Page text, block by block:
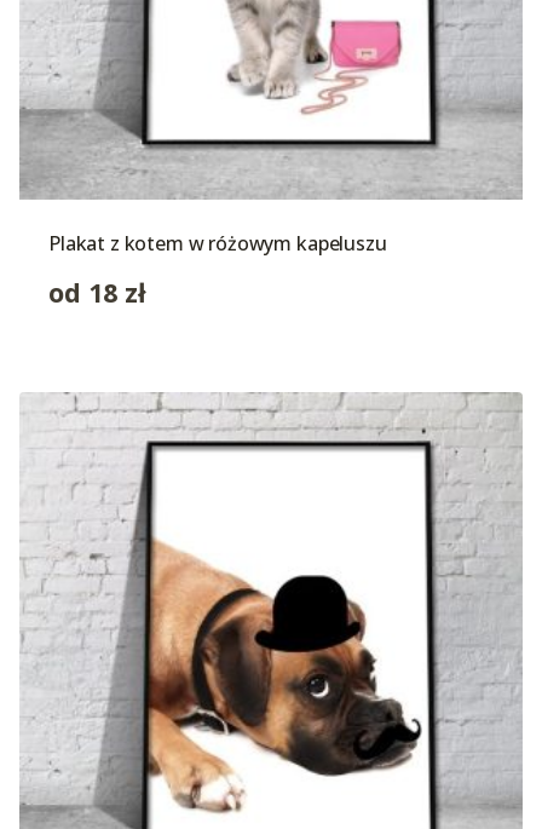
Plakat z kotem w różowym kapeluszu
od 18 zł